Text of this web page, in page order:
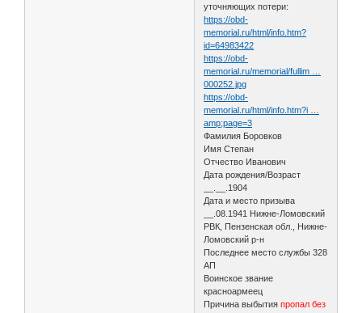
уточняющих потери:
https://obd-
memorial.ru/html/info.htm?
id=64983422
https://obd-
memorial.ru/memorial/fullim …
000252.jpg
https://obd-
memorial.ru/html/info.htm?i …
amp;page=3
Фамилия Боровков
Имя Степан
Отчество Иванович
Дата рождения/Возраст
__.__.1904
Дата и место призыва
__.08.1941 Нижне-Ломовский
РВК, Пензенская обл., Нижне-
Ломовский р-н
Последнее место службы 328
АП
Воинское звание
красноармеец
Причина выбытияпропал без